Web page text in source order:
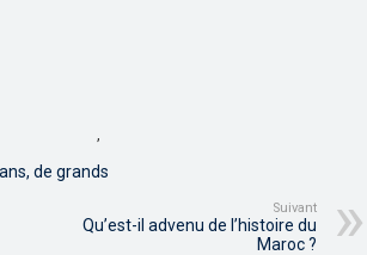
de grands
Suivant
Qu’est-il advenu de l’histoire du
Maroc ?